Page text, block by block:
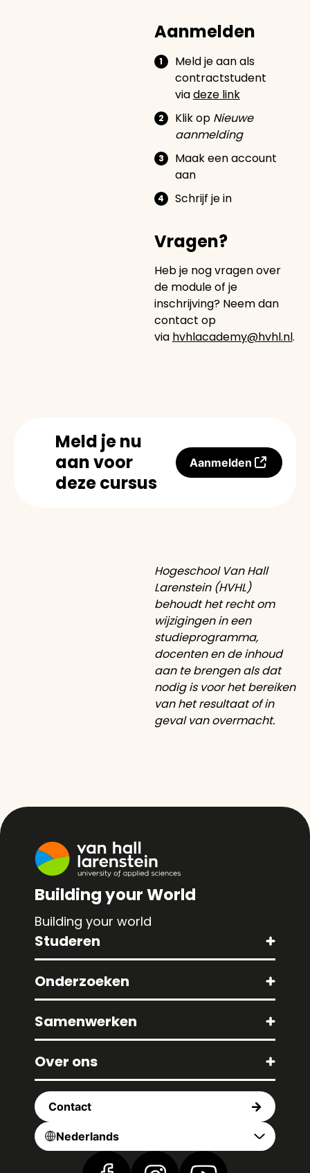
Aanmelden
Meld je aan als
contractstudent
viadeze link
Klik op Nieuwe
aanmelding
Maak een account
aan
Schrijf je in
Vragen?
Heb je nog vragen over
de module of je
inschrijving? Neem dan
contact op
via hvhlacademy@hvhl.nl.
Meld je nu
aan voor
deze cursus
Aanmelden
Hogeschool Van Hall
Larenstein (HVHL)
behoudt het recht om
wijzigingen in een
studieprogramma,
docenten en de inhoud
aan te brengen als dat
nodig is voor het bereiken
van het resultaat of in
geval van overmacht.
Building your World
Building your world
Studeren
Onderzoeken
Samenwerken
Over ons
Contact
Nederlands